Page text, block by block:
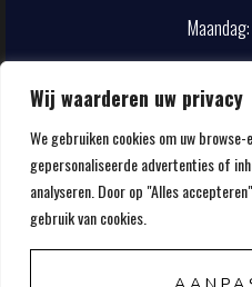
Wij waarderen uw privacy
We gebruiken cookies om uw
gepersonaliseerde advertenties of
analyseren. Door op "Alles
gebruik van cookies.
020-